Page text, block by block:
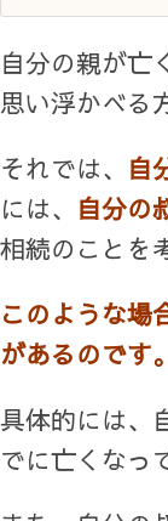
自分の親が亡
思い浮かべる
それでは、 自
には、 自分の
相続のことを
このような場
があるのです。
具体的には、
でに亡くなっ